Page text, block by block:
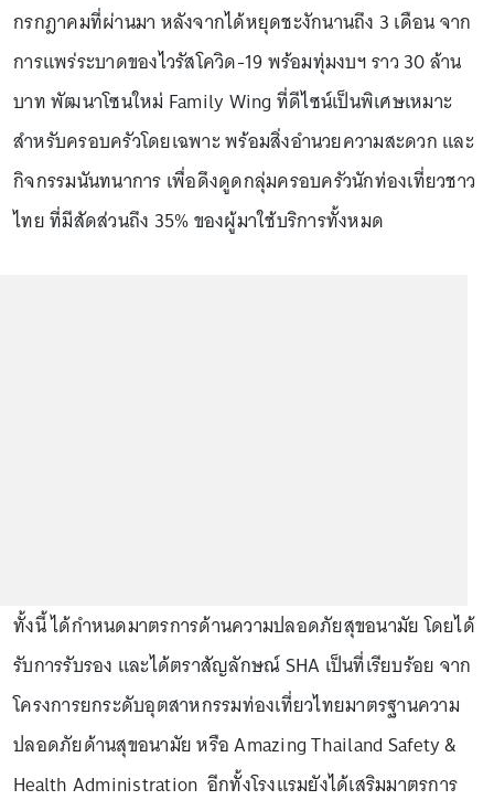
กรกฎาคมที่ผ่านมา หลังจากได้หยุดชะงักนานถึง 3 เดือน จาก
การแพร่ระบาดของไวรัสโควิด-19 พร้อมทุ่มงบฯ ราว 30 ล้าน
บาท พัฒนาโซนใหม่ Family Wing ที่ดีไซน์เป็นพิเศษเหมาะ
สำหรับครอบครัวโดยเฉพาะ พร้อมสิ่งอำนวยความสะดวก และ
กิจกรรมนันทนาการ เพื่อดึงดูดกลุ่มครอบครัวนักท่องเที่ยวชาว
ไทย ที่มีสัดส่วนถึง 35% ของผู้มาใช้บริการทั้งหมด
ทั้งนี้ ได้กำหนดมาตรการด้านความปลอดภัยสุขอนามัย โดยได้
รับการรับรอง และได้ตราสัญลักษณ์ SHA เป็นที่เรียบร้อย จาก
โครงการยกระดับอุตสาหกรรมท่องเที่ยวไทยมาตรฐานความ
ปลอดภัยด้านสุขอนามัย หรือ Amazing Thailand Safety &
Health Administration อีกทั้งโรงแรมยังได้เสริมมาตรการ